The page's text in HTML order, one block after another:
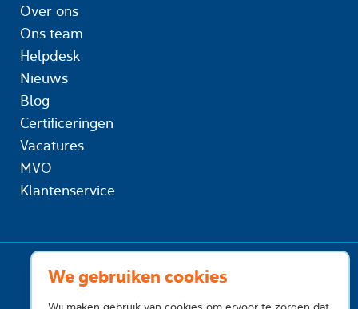
We gebruiken cookies
Over ons
Ons team
Helpdesk
Nieuws
Blog
Certificeringen
Vacatures
MVO
Klantenservice